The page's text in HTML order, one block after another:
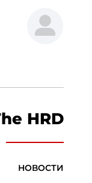
HRD
НОВОСТИ